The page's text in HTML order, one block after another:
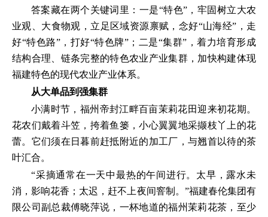
答案藏在两个关键词里：一是“特色”，牢固树立大农
业观、大食物观，立足区域资源禀赋，念好“山海经”，走
好“特色路”，打好“特色牌”；二是“集群”，着力培育形成
结构合理、链条完整的特色农业产业集群，加快构建体现
福建特色的现代农业产业体系。
从大单品到强集群
小满时节，福州帝封江畔百亩茉莉花田迎来初花期。
花农们戴着斗笠，挎着鱼篓，小心翼翼地采撷枝丫上的花
蕾。它们须在日暮前赶抵附近的加工厂，与翘首以待的茶
叶汇合。
“采摘通常在一天中最热的午间进行。太早，露水未
消，影响花香；太迟，赶不上夜间窨制。”福建春伦集团有
限公司副总裁傅晓萍说，一杯地道的福州茉莉花茶，至少